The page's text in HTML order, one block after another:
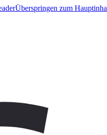
Überspringen zum